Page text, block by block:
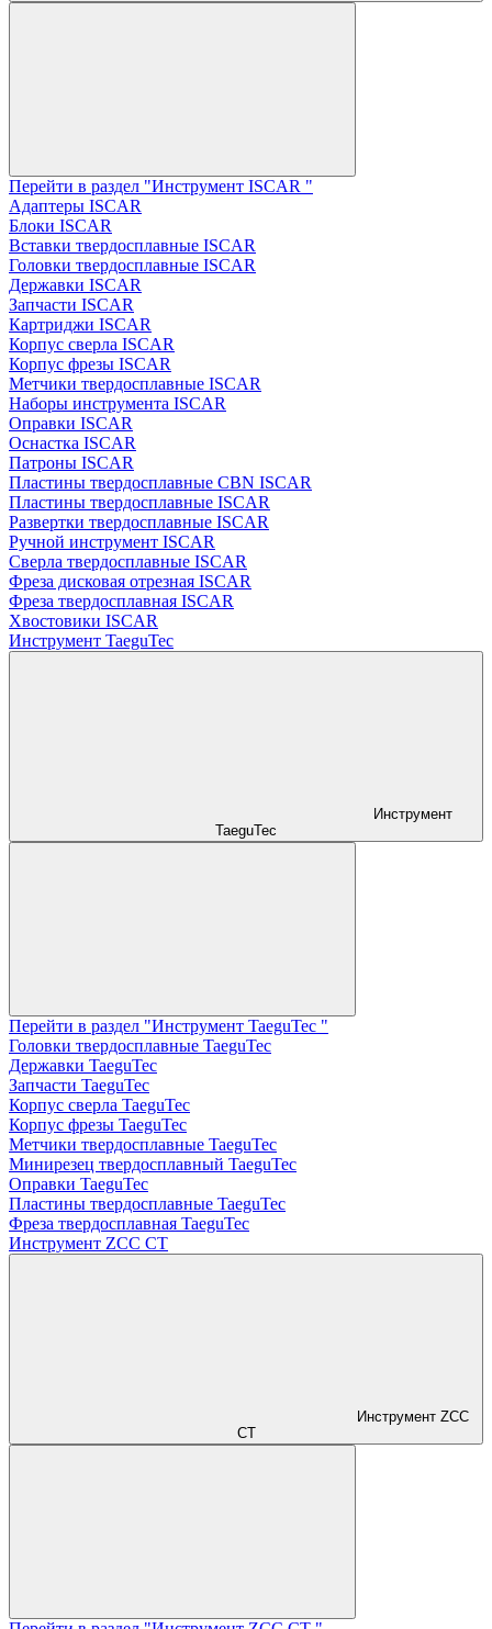
Перейти в раздел "Инструмент ISCAR "
Адаптеры ISCAR
Блоки ISCAR
Вставки твердосплавные ISCAR
Головки твердосплавные ISCAR
Державки ISCAR
Запчасти ISCAR
Картриджи ISCAR
Корпус сверла ISCAR
Корпус фрезы ISCAR
Метчики твердосплавные ISCAR
Наборы инструмента ISCAR
Оправки ISCAR
Оснастка ISCAR
Патроны ISCAR
Пластины твердосплавные CBN ISCAR
Пластины твердосплавные ISCAR
Развертки твердосплавные ISCAR
Ручной инструмент ISCAR
Сверла твердосплавные ISCAR
Фреза дисковая отрезная ISCAR
Фреза твердосплавная ISCAR
Хвостовики ISCAR
Инструмент TaeguTec
Инструмент
TaeguTec
Перейти в раздел "Инструмент TaeguTec "
Головки твердосплавные TaeguTec
Державки TaeguTec
Запчасти TaeguTec
Корпус сверла TaeguTec
Корпус фрезы TaeguTec
Метчики твердосплавные TaeguTec
Минирезец твердосплавный TaeguTec
Оправки TaeguTec
Пластины твердосплавные TaeguTec
Фреза твердосплавная TaeguTec
Инструмент ZCС CT
Инструмент ZCС
CT